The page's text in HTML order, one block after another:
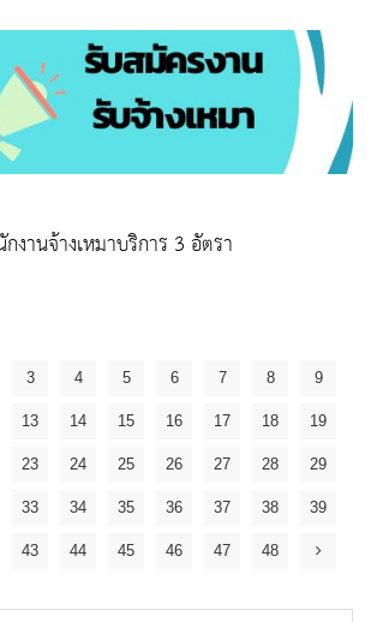
านจ้างเหมาบริการ 3 อัตรา
3 4 5 6 7 8 9
13 14 15 16 17 18 19
23 24 25 26 27 28 29
33 34 35 36 37 38 39
43 44 45 46 47 48